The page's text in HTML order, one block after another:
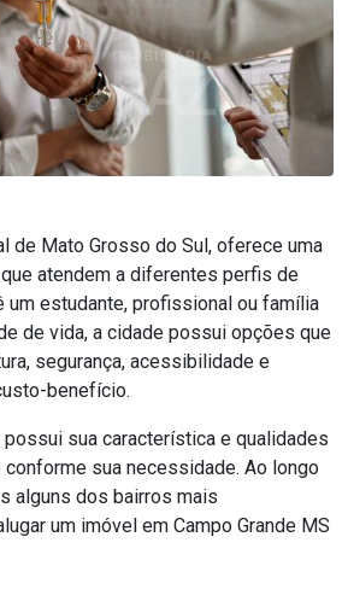
de Mato Grosso do Sul, oferece uma
atendem a diferentes perfis de
um estudante, profissional ou família
de vida, a cidade possui opções que
segurança, acessibilidade e
benefício.
possui sua característica e qualidades
sua necessidade. Ao longo
alguns dos bairros mais
um imóvel em Campo Grande MS